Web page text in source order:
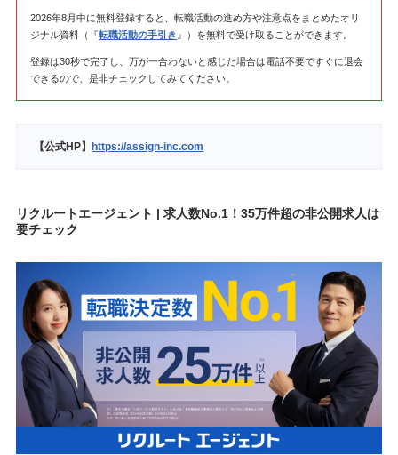
2026年8月中に無料登録すると、転職活動の進め方や注意点をまとめたオリ
ジナル資料（『転職活動の手引き 』）を無料で受け取ることができます。
登録は30秒で完了し、万が一合わないと感じた場合は電話不要ですぐに退会
できるので、是非チェックしてみてください。
【公式HP】 https://assign-inc.com
リクルートエージェント | 求人数No.1！35万件超の非公開求人は
要チェック